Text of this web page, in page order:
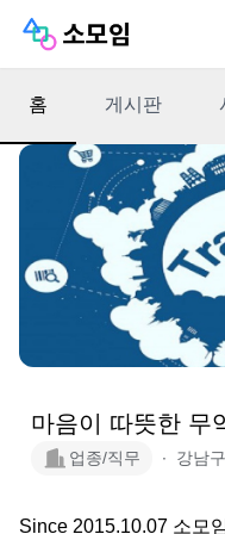
홈 게시판
마음이 따뜻한 무
업종/직무 ∙ 강남구
Since 2015.10.07 소모